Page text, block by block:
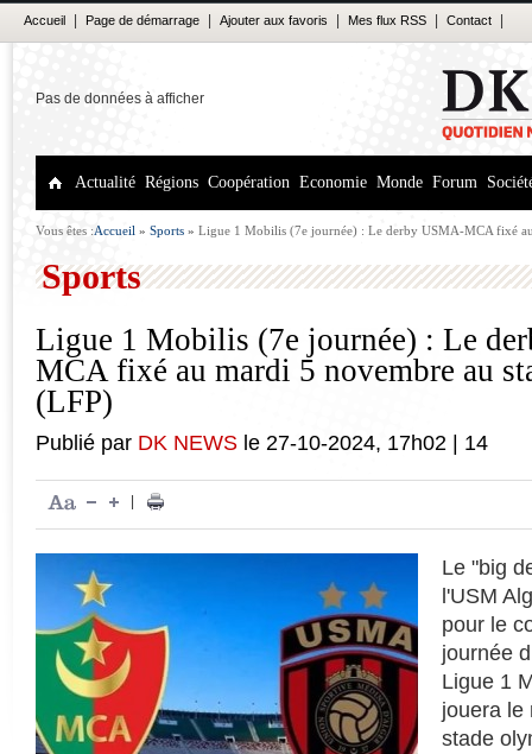
Accueil Page de démarrage Ajouter aux favoris Mes flux RSS Contact
Pas de données à afficher
Actualité Régions Coopération Economie Monde Forum
Vous êtes :Accueil » Sports » Ligue 1 Mobilis (7e journée) : Le derby USMA-MCA fixé
Sports
Ligue 1 Mobilis (7e journée) : Le
MCA fixé au mardi 5 novembre au
(LFP)
Publié par DK NEWS le 27-10-2024, 17h02 14
Le "big
l'USM
pour le
journée
Ligue 1
jouera le
stade